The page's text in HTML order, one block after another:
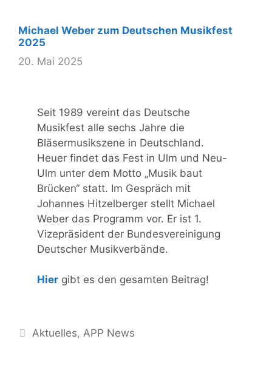
Michael Weber zum Deutschen Musikfest
2025
20. Mai 2025
Seit 1989 vereint das Deutsche
Musikfest alle sechs Jahre die
Bläsermusikszene in Deutschland.
Heuer findet das Fest in Ulm und Neu-
Ulm unter dem Motto „Musik baut
Brücken“ statt. Im Gespräch mit
Johannes Hitzelberger stellt Michael
Weber das Programm vor. Er ist 1.
Vizepräsident der Bundesvereinigung
Deutscher Musikverbände.
Hier gibt es den gesamten Beitrag!
Kategorien
Aktuelles, APP News